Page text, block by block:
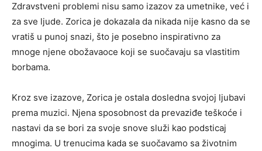
Zdravstveni problemi nisu samo izazov za umetnike, već i
za sve ljude. Zorica je dokazala da nikada nije kasno da se
vratiš u punoj snazi, što je posebno inspirativno za
mnoge njene obožavaoce koji se suočavaju sa vlastitim
borbama.
Kroz sve izazove, Zorica je ostala dosledna svojoj ljubavi
prema muzici. Njena sposobnost da prevaziđe teškoće i
nastavi da se bori za svoje snove služi kao podsticaj
mnogima. U trenucima kada se suočavamo sa životnim